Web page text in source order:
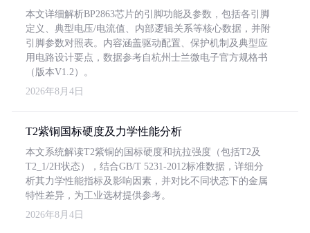
本文详细解析BP2863芯片的引脚功能及参数，包括各引脚
定义、典型电压/电流值、内部逻辑关系等核心数据，并附
引脚参数对照表。内容涵盖驱动配置、保护机制及典型应
用电路设计要点，数据参考自杭州士兰微电子官方规格书
（版本V1.2）。
2026年8月4日
T2紫铜国标硬度及力学性能分析
本文系统解读T2紫铜的国标硬度和抗拉强度（包括T2及
T2_1/2H状态），结合GB/T 5231-2012标准数据，详细分
析其力学性能指标及影响因素，并对比不同状态下的金属
特性差异，为工业选材提供参考。
2026年8月4日